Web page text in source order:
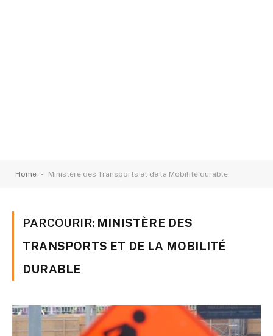
Home - Ministère des Transports et de la Mobilité durable
PARCOURIR: MINISTÈRE DES
TRANSPORTS ET DE LA MOBILITÉ
DURABLE